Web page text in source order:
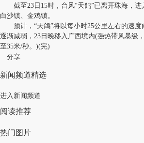
截至23日15时，台风“天鸽”已离开珠海，进
白沙镇、金鸡镇。
预计，“天鸽”将以每小时25公里左右的速度
逐渐减弱，23日晚移入广西境内(强热带风暴级
至35米/秒。)(完)
分享
新闻频道精选
进入新闻频道
阅读推荐
热门图片